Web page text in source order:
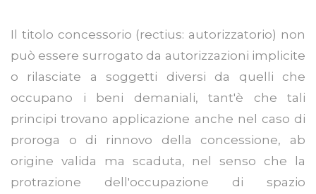
Il titolo concessorio (rectius: autorizzatorio) non
può essere surrogato da autorizzazioni implicite
o rilasciate a soggetti diversi da quelli che
occupano i beni demaniali, tant'è che tali
principi trovano applicazione anche nel caso di
proroga o di rinnovo della concessione, ab
origine valida ma scaduta, nel senso che la
protrazione dell'occupazione di spazio